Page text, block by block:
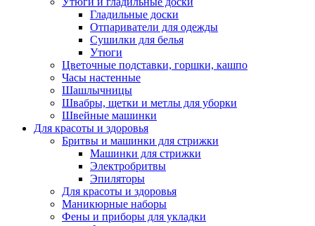
Гладильные доски
Отпариватели для одежды
Сушилки для белья
Утюги
Цветочные подставки, горшки, кашпо
Часы настенные
Шашлычницы
Швабры, щетки и метлы для уборки
Швейные машинки
Для красоты и здоровья
Бритвы и машинки для стрижки
Машинки для стрижки
Электробритвы
Эпиляторы
Для красоты и здоровья
Маникюрные наборы
Фены и приборы для укладки